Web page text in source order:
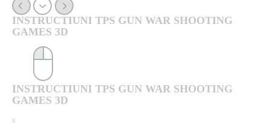
INSTRUCTIUNI TPS GUN WAR SHOOTING
GAMES 3D
INSTRUCTIUNI TPS GUN WAR SHOOTING
GAMES 3D